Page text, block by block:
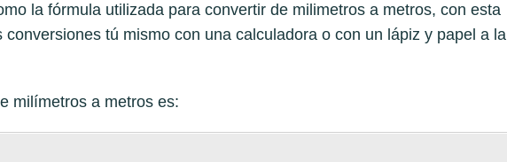
la fórmula utilizada para convertir de milimetros a metros, con esta
tú mismo con una calculadora o con un lápiz y papel a la
milímetros a metros es: